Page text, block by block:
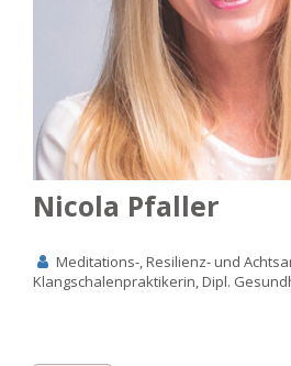
Nicola Pfaller
Meditations-, Resilienz- und
Klangschalenpraktikerin, Dipl.